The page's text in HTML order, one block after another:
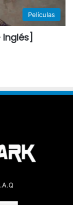
Películas